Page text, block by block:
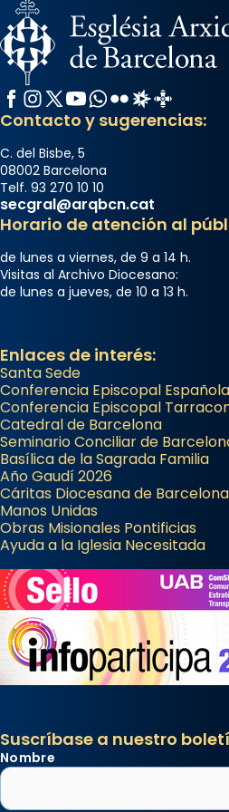
Memòria de les santes
Semproniana, verges i
Acompanyant la història
partir de l’Edat Mitjana
que les santes Juliana
Semproniana (“relatiu a
eterna”) són deixebles
frare Joan Gaspar Roig,
que les santes són filles
Mataró en reivindicarà les
...Ver más
Foto
Facebook
Instagram
X / Twitter
YouTube
WhatsApp
FlickrRadio Estel
Contacto y sugerencias:
C. del Bisbe, 5
08002 Barcelona
Telf. 93 270 10 10
secgral@arqbcn.cat
Horario de atención al
de lunes a viernes, de 9 a 14 h.
Visitas al Archivo Diocesano:
de lunes a jueves, de 10 a 13 h.
Enlaces de interés:
Santa Sede
Conferencia Episcopal Española
Conferencia Episcopal
Catedral de Barcelona
Seminario Conciliar de
Basílica de la Sagrada Familia
Año Gaudí 2026
Cáritas Diocesana de Barcelona
Manos Unidas
Obras Misionales Pontificias
Ayuda a la Iglesia Necesitada
Suscríbase a nuestro
Nombre